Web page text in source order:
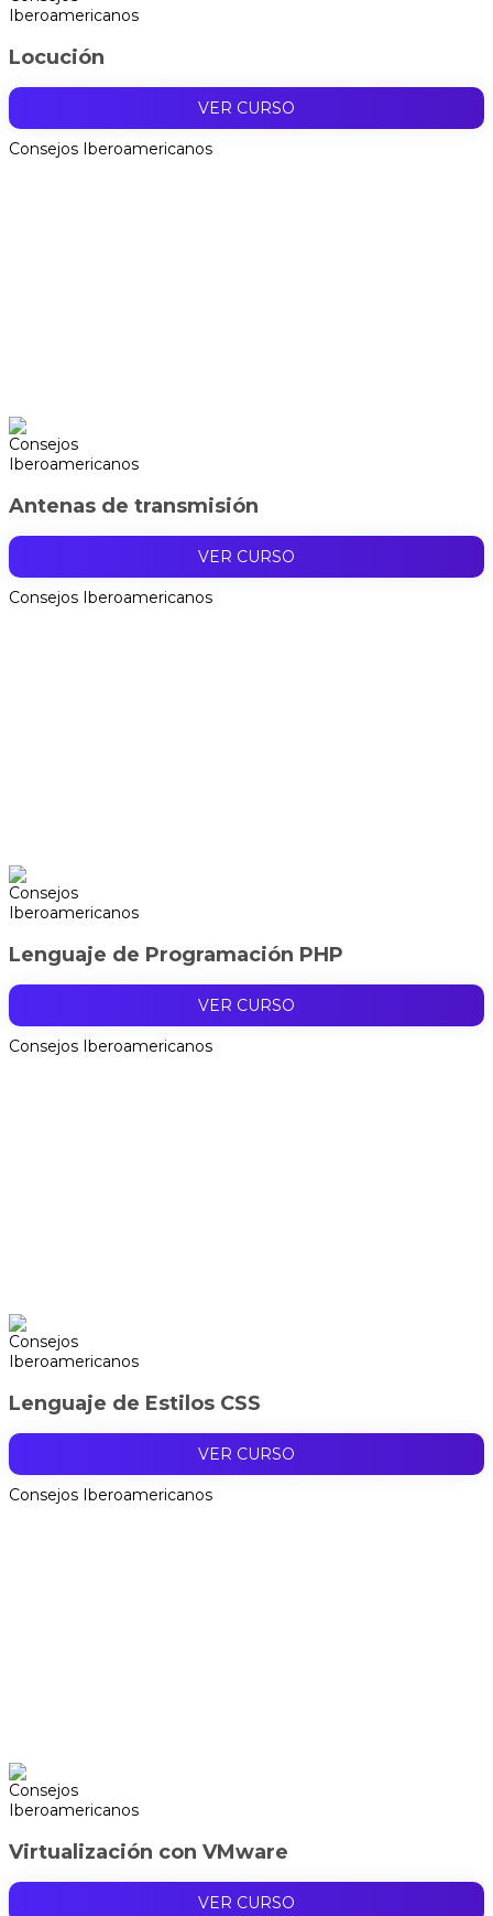
Locución
VER CURSO
Consejos Iberoamericanos
Antenas de transmisión
VER CURSO
Consejos Iberoamericanos
Lenguaje de Programación PHP
VER CURSO
Consejos Iberoamericanos
Lenguaje de Estilos CSS
VER CURSO
Consejos Iberoamericanos
Virtualización con VMware
VER CURSO